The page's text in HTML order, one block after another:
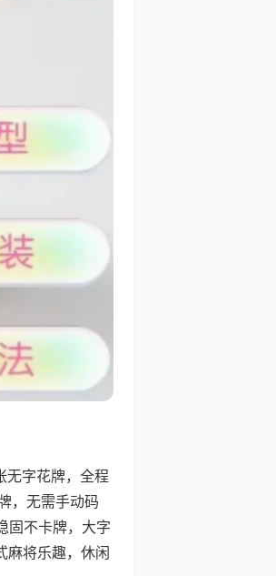
无字花牌，全程
，无需手动码
固不卡牌，大字
麻将乐趣，休闲